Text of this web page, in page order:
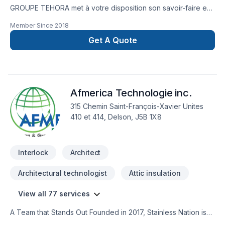
GROUPE TEHORA met à votre disposition son savoir-faire en
Horticulture, Ingénieur, Irrigation, Muret, Pavage, Pavé uni,
Paysagement, Piscine pour embellir vos espaces à Abitibi-
Témiscamingue,Bas St-Laurent,Capitale-Nationale,Centre du
Lac-Saint-Jean. Grâce à notre approche centrée sur le client,
nous proposons des solutions adaptées à vos besoins
spécifiques et à votre budget. Nous sommes impatients de
collaborer avec vous pour concrétiser votre projet.
Member Since 2018
Get A Quote
Afmerica Technologie inc.
315 Chemin Saint-François-Xavier Unites
410 et 414, Delson, J5B 1X8
Interlock Architect
Architectural technologist Attic insulation
View all 77 services
A Team that Stands Out Founded in 2017, Stainless Nation is